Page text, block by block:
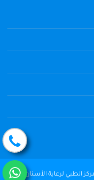
جميع الحقوق محفوظة © 2004 - 2026 المركز الطبي لرعاية الأسنان The